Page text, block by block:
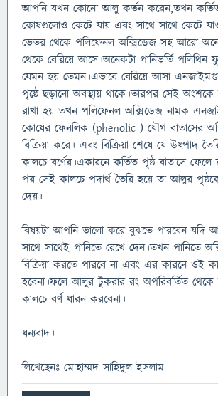
আপনি যখন কোনো আলু কর্তন করেন,তখন কর্তিত
কোষগুলোও কেটে যায় এবং সাথে সাথে কেটে
ভেতর থেকে পলিফেনল অক্সিডেজ সহ আরো
থেকে বেরিয়ে আসে।অনেকটা পানিভর্তি পলিথিন
যেমন হয় তেমন।এভাবে বেরিয়ে আসা
পৃষ্ঠে ছড়ানো অবস্থায় থাকে।তারপর সেই
রাখা হয় তখন পলিফেনল অক্সিডেজ নামক
কোষের ফেনলিক (phenolic ) যৌগ বাতাসের
বিক্রিয়া করে। এবং বিক্রিয়া শেষে যে উৎপাদ
কালচে বর্ণের।একারনে কর্তিত পৃষ্ঠ বাতাসে
পর সেই কালচে পদার্থ তৈরি হয়ে তা আলুর পৃষ্ঠকে
দেয়।
বিষয়টা আপনি ভালো করে বুঝতে পারবেন যদি
সাথে সাথেই পানিতে রেখে দেন।তখন পানিতে
বিক্রিয়া করতে পারবে না এবং এর কারনে ওই
হবেনা।ফলে আলুর টুকরার রং অপরিবর্তিত থেকে
কালচে বর্ণ ধারন করবেনা।
ধন্যবাদ।
লিখেছেনঃ মোহাম্মদ সাহিদুল ইসলাম